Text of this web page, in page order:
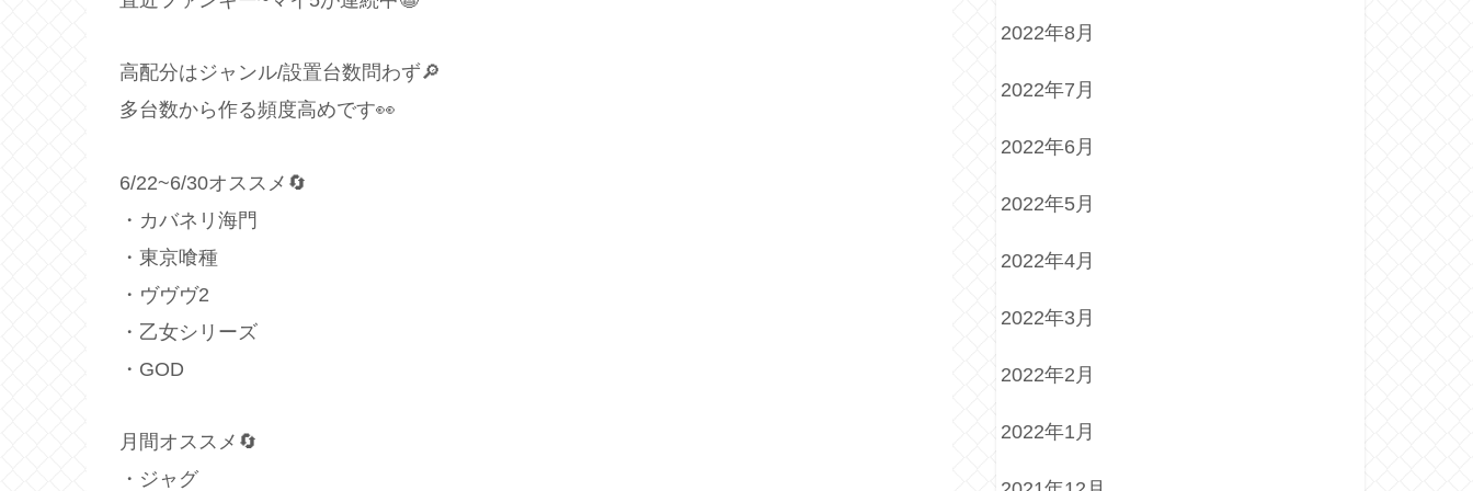
高配分はジャンル/設置台数問わず🔎
多台数から作る頻度高めです👀
6/22~6/30オススメ🔄
・カバネリ海門
・東京喰種
・ヴヴヴ2
・乙女シリーズ
・GOD
月間オススメ🔄
・ジャグ
2022年8月
2022年7月
2022年6月
2022年5月
2022年4月
2022年3月
2022年2月
2022年1月